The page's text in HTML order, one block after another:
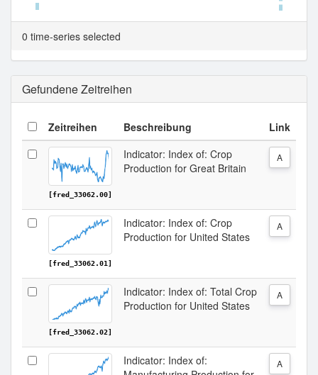
Tabellenansicht.
0 time-series selected
Gefundene Zeitreihen
Zeitreihen Beschreibung Link
[fred_33062.00]
Indicator: Index of: Crop
Production for Great Britain
A
[fred_33062.01]
Indicator: Index of: Crop
Production for United States
A
[fred_33062.02]
Indicator: Index of: Total Crop
Production for United States
A
Indicator: Index of:
A